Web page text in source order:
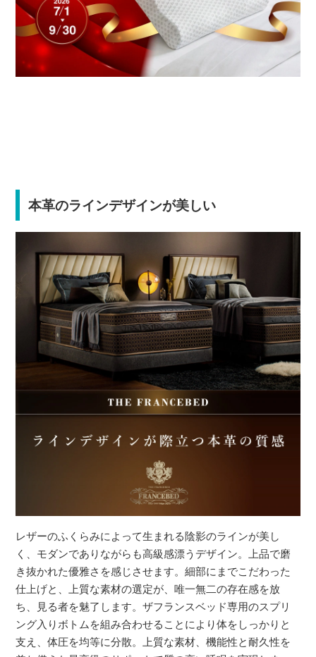
本革のラインデザインが美しい
レザーのふくらみによって生まれる陰影のラインが美し
く、モダンでありながらも高級感漂うデザイン。上品で磨
き抜かれた優雅さを感じさせます。細部にまでこだわった
仕上げと、上質な素材の選定が、唯一無二の存在感を放
ち、見る者を魅了します。ザフランスベッド専用のスプリ
ング入りボトムを組み合わせることにより体をしっかりと
支え、体圧を均等に分散。上質な素材、機能性と耐久性を